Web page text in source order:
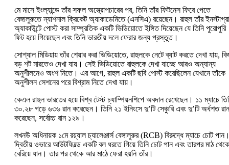
মে মাসে ইংল্যান্ডে তাঁর সফল অস্ত্রোপচারের পর, তিনি তাঁর ফিটনেস ফিরে পেতে
বেঙ্গালুরুতে ন্যাশনাল ক্রিকেট অ্যাকাডেমিতে (এনসিএ) রয়েছেন। রাহুল তাঁর
অ্যাকাউন্টে পোস্ট করা সাম্প্রতিক একটি ভিডিয়োতে ইঙ্গিত দিয়েছেন যে তিনি পুরোপুরি
ফিট হয়ে গিয়েছেন এবং তিনি ভারতীয় দলে ফেরার জন্য প্রস্তুত।
সোশ্যাল মিডিয়ায় তাঁর শেয়ার করা ভিডিয়োতে, রাহুলকে নেটে ব্যাট করতে দেখা যায়,
বড় শট মারতেও দেখা যায়। সেই ভিডিয়োতে রাহুলকে দেখা যাচ্ছে আরও অন্যান্য
অনুশীলনেও অংশ নিতে। এর আগে, রাহুল একটি ছবি পোস্ট করেছিলেন যেখানে তাঁকে
অনুশীলন সেশনের পরে বিশ্রাম নিতে দেখা যায়।
কেএল রাহুল ভারতের হয়ে বিশ্ব টেস্ট চ্যাম্পিয়নশিপে অবদান রেখেছেন। ১১ ম্যাচে
৩০.২৮ গড়ে ৬৩৬ রান করেছেন। তিনি ২১ ইনিংসে দু’টি সেঞ্চুরি এবং দু’টি অর্ধশত রান
করেছেন, সর্বোচ্চ রান ১২৯।
লখনউ অধিনায়ক ১মে রয়্যাল চ্যালেঞ্জার্স বেঙ্গালুরুর (RCB) বিরুদ্ধে ম্যাচে চোট
দ্বিতীয় ওভারে আউটফিল্ডে একটি বল ধরতে গিয়ে তিনি চোট পান এবং তারপর মাঠ থেকে
বেরিয়ে যান। তার পর থেকে আর মাঠে ফেরা হয়নি তাঁর।